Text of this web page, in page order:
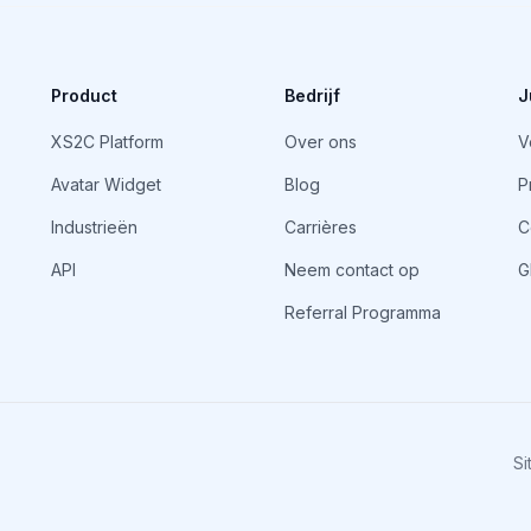
Product
XS2C Platform
Avatar Widget
Industrieën
API
Bedrijf
Over ons
Blog
Carrières
Neem contact op
Referral Programma